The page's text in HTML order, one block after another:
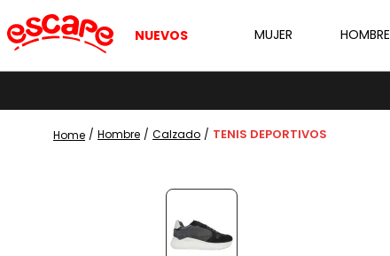
NUEVOS MUJER HOMBRE
Hombre Calzado TENIS DEPORTIVOS